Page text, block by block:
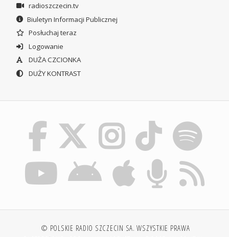
radioszczecin.tv
Biuletyn Informacji Publicznej
Posłuchaj teraz
Logowanie
DUŻA CZCIONKA
DUŻY KONTRAST
© POLSKIE RADIO SZCZECIN SA. WSZYSTKIE PRAWA